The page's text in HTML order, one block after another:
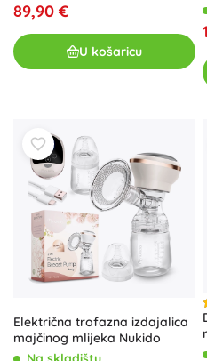
89,90 €
U košaricu
Električna trofazna izdajalica
majčinog mlijeka Nukido